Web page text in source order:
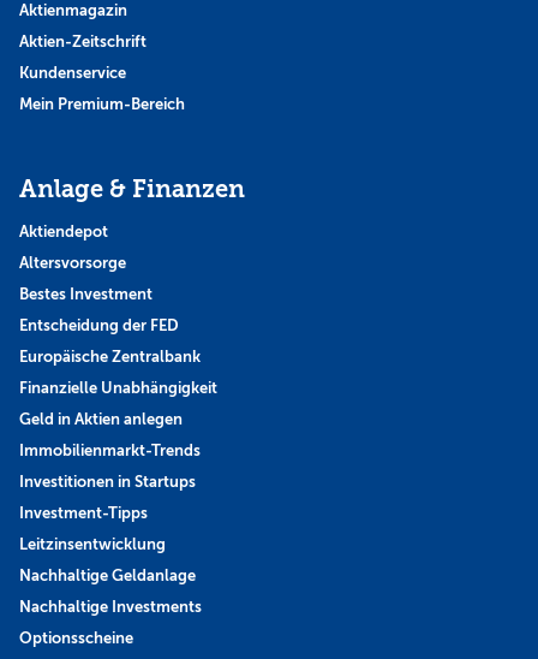
Aktienmagazin
Aktien-Zeitschrift
Kundenservice
Mein Premium-Bereich
Anlage & Finanzen
Aktiendepot
Altersvorsorge
Bestes Investment
Entscheidung der FED
Europäische Zentralbank
Finanzielle Unabhängigkeit
Geld in Aktien anlegen
Immobilienmarkt-Trends
Investitionen in Startups
Investment-Tipps
Leitzinsentwicklung
Nachhaltige Geldanlage
Nachhaltige Investments
Optionsscheine